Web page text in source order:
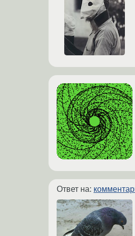
Ответ на: